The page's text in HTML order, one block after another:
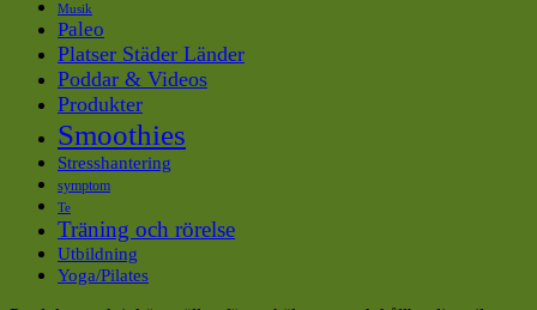
Musik
Paleo
Platser Städer Länder
Poddar & Videos
Produkter
Smoothies
Stresshantering
symptom
Te
Träning och rörelse
Utbildning
Yoga/Pilates